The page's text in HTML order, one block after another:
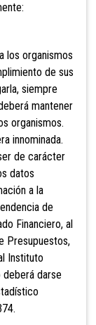
los organismos
de sus
siempre
mantener
organismos.
innominada.
de carácter
datos
a la
de
Financiero, al
Presupuestos,
Instituto
deberá darse